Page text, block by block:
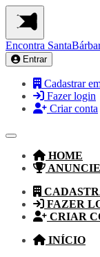
Encontra
Entrar
Cadastrar
Fazer login
Criar conta
HOME
ANUNCIE
FAZER
CRIAR
INÍCIO